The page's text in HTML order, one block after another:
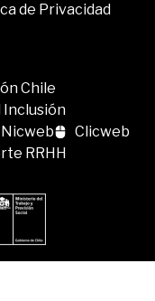
de Privacidad
Chile
Inclusión
Nicweb
Clicweb
RRHH